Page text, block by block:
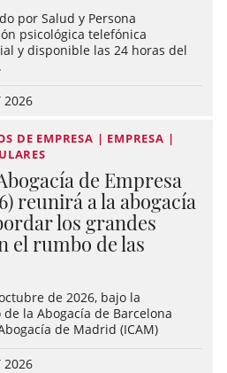
por Salud y Persona
psicológica telefónica
y disponible las 24 horas del
2026
DE EMPRESA | EMPRESA |
de Empresa
reunirá a la abogacía
los grandes
el rumbo de las
de 2026, bajo la
la Abogacía de Barcelona
de Madrid (ICAM)
2026